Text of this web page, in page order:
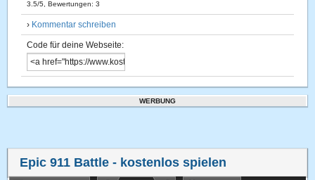
3.5/5 , Bewertungen:3
› Kommentar schreiben
Code für deine Webseite:
WERBUNG
Epic 911 Battle - kostenlos spielen